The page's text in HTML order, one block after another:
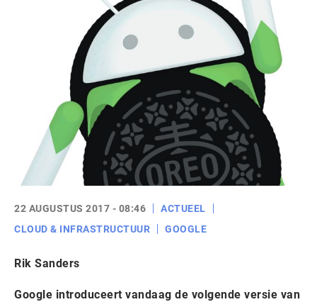
22 AUGUSTUS 2017 - 08:46
ACTUEEL
CLOUD & INFRASTRUCTUUR
GOOGLE
Rik Sanders
Google introduceert vandaag de volgende versie van